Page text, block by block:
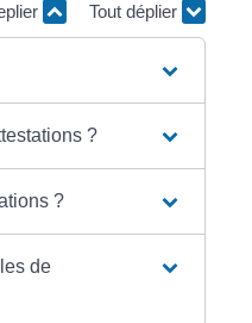
Tout déplier
?
?
de